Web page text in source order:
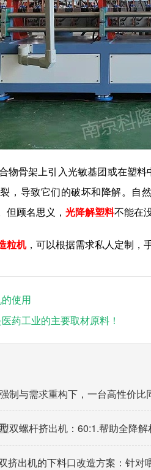
骨架上引入光敏基团或在塑料
，导致它们的破坏和降解。自
但顾名思义， 光降解塑料不能在
粒机，可以根据需求私人定制，
使用
药工业的主要取材原料！
制与需求重构下，一台高性价
双螺杆挤出机：60:1.帮助全降
挤出机的下料口改造方案：针对